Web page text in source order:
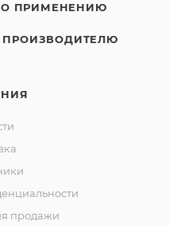
ПРИМЕНЕНИЮ
ПРОИЗВОДИТЕЛЮ
продажи